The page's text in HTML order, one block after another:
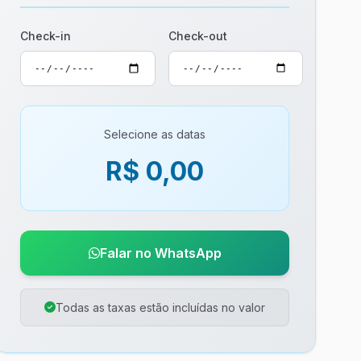
Check-in Check-out
Selecione as datas
R$ 0,00
Falar no WhatsApp
Todas as taxas estão incluídas no valor